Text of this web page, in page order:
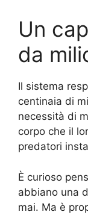
Un
da
Il sistema
centinaia di
necessità di
corpo che il
predatori
È curioso
abbiano una
mai. Ma è